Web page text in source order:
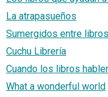
La atrapasueños
Sumergidos entre libros
Cuchu Librería
Cuando los libros
What a wonderful world